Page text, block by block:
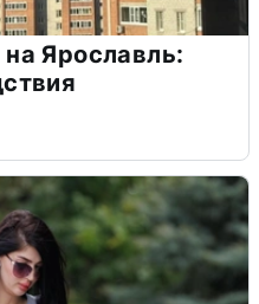
Ярославль: